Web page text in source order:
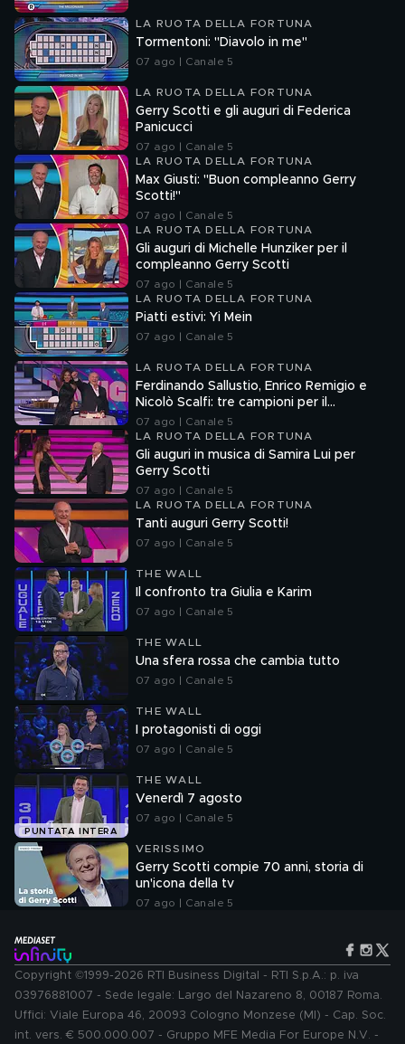
LA RUOTA DELLA FORTUNA
Tormentoni: "Diavolo in me"
07 ago | Canale 5
LA RUOTA DELLA FORTUNA
Gerry Scotti e gli auguri di Federica
Panicucci
07 ago | Canale 5
LA RUOTA DELLA FORTUNA
Max Giusti: "Buon compleanno Gerry
Scotti!"
07 ago | Canale 5
LA RUOTA DELLA FORTUNA
Gli auguri di Michelle Hunziker per il
compleanno Gerry Scotti
07 ago | Canale 5
LA RUOTA DELLA FORTUNA
Piatti estivi: Yi Mein
07 ago | Canale 5
LA RUOTA DELLA FORTUNA
Ferdinando Sallustio, Enrico Remigio e
Nicolò Scalfi: tre campioni per il
compleanno di Gerry Scotti
07 ago | Canale 5
LA RUOTA DELLA FORTUNA
Gli auguri in musica di Samira Lui per
Gerry Scotti
07 ago | Canale 5
LA RUOTA DELLA FORTUNA
Tanti auguri Gerry Scotti!
07 ago | Canale 5
THE WALL
Il confronto tra Giulia e Karim
07 ago | Canale 5
THE WALL
Una sfera rossa che cambia tutto
07 ago | Canale 5
THE WALL
I protagonisti di oggi
07 ago | Canale 5
PUNTATA INTERA
THE WALL
Venerdì 7 agosto
07 ago | Canale 5
VERISSIMO
Gerry Scotti compie 70 anni, storia di
un'icona della tv
07 ago | Canale 5
Copyright ©1999-2026 RTI Business Digital - RTI S.p.A.: p. iva
03976881007 - Sede legale: Largo del Nazareno 8, 00187 Roma.
Uffici: Viale Europa 46, 20093 Cologno Monzese (MI) - Cap. Soc.
int. vers. € 500.000.007 - Gruppo MFE Media For Europe N.V. -